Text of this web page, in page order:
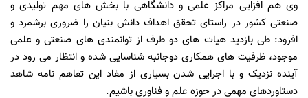
وی هم افزایی مراکز علمی و دانشگاهی با بخش های مهم تولیدی و
صنعتی کشور در راستای تحقق اهداف دانش بنیان را ضروری برشمرد و
افزود: طی بازدید هیات های دو طرف از توانمندی های صنعتی و علمی
موجود، ظرفیت های همکاری دوجانبه شناسایی شده و انتظار می رود در
آینده نزدیک و با اجرایی شدن بسیاری از مفاد این تفاهم نامه شاهد
دستاوردهای مهمی در حوزه علم و فناوری باشیم.